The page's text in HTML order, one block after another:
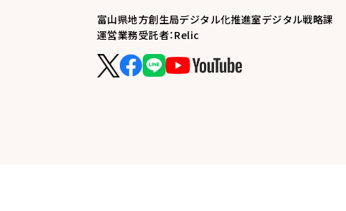
富山県地方創生局デジタル化推進室デジタル戦略課
運営業務受託者：Relic